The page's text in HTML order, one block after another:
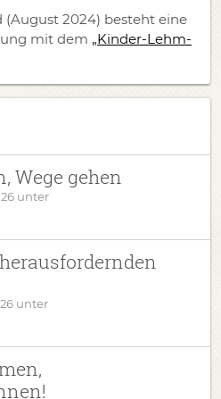
2024) besteht eine
mit dem „Kinder-Lehm-
Wege gehen
unter
unter